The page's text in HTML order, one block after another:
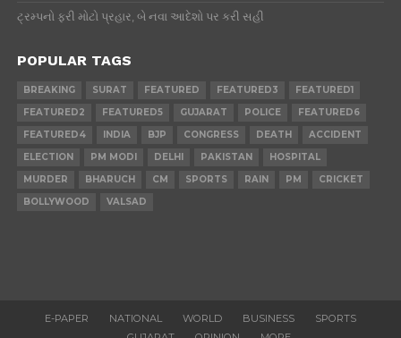
ટ્રમ્પનો ફરી મોટો પ્રહાર, બે નવા આદેશો પર કરી સહી
POPULAR TAGS
BREAKING SURAT FEATURED FEATURED3
FEATURED1
FEATURED2
FEATURED5 GUJARAT POLICE
FEATURED6
FEATURED4
INDIA BJP CONGRESS DEATH
ACCIDENT
ELECTION
PM MODI DELHI PAKISTAN
HOSPITAL
MURDER
BHARUCH CM SPORTS RAIN PM
CRICKET
BOLLYWOOD
VALSAD
E-PAPER NATIONAL WORLD BUSINESS
SPORTS